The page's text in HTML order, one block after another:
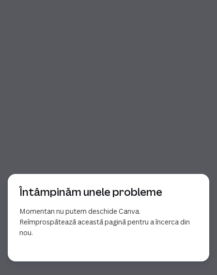
Întâmpinăm unele probleme
Momentan nu putem deschide Canva.
Reîmprospătează această pagină pentru a încerca din
nou.